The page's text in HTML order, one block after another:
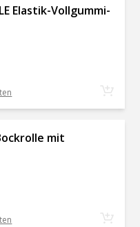
Elastik-Vollgummi-
mit